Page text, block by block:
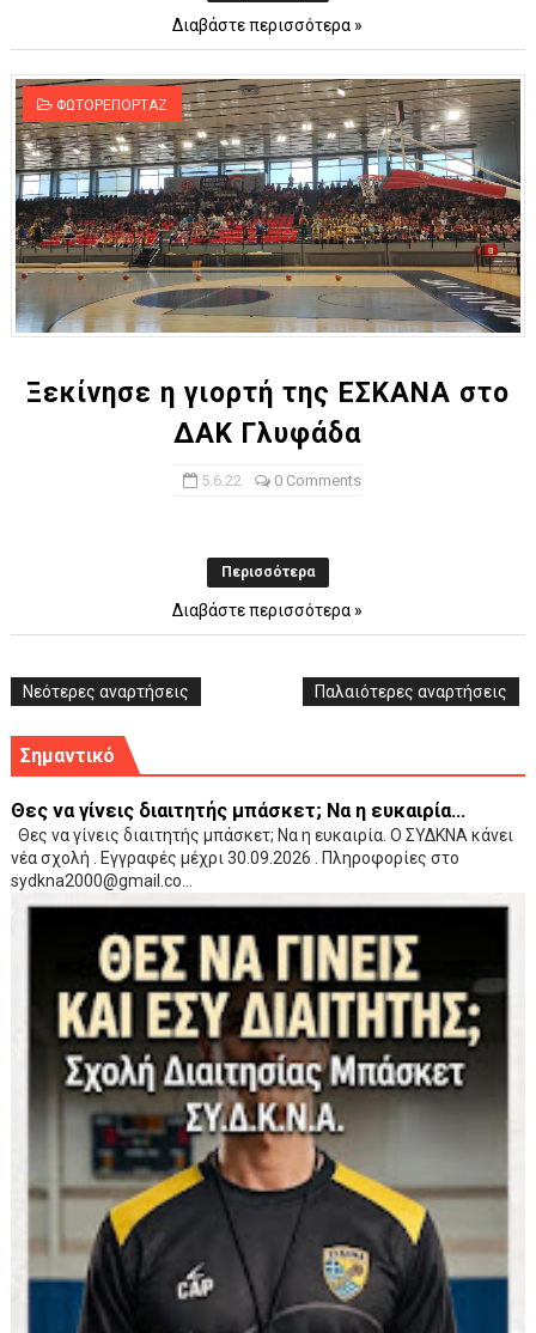
Διαβάστε περισσότερα »
ΦΩΤΟΡΕΠΟΡΤΑΖ
Ξεκίνησε η γιορτή της ΕΣΚΑΝΑ στο
ΔΑΚ Γλυφάδα
5.6.22 0 Comments
Περισσότερα
Διαβάστε περισσότερα »
Νεότερες αναρτήσεις Παλαιότερες αναρτήσεις
Σημαντικό
Θες να γίνεις διαιτητής μπάσκετ; Να η ευκαιρία...
Θες να γίνεις διαιτητής μπάσκετ; Να η ευκαιρία. Ο ΣΥΔΚΝΑ κάνει
νέα σχολή . Εγγραφές μέχρι 30.09.2026 . Πληροφορίες στο
sydkna2000@gmail.co...